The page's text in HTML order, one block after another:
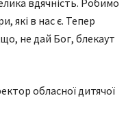
вдячність. Робимо
які в нас є. Тепер
не дай Бог, блекаут
обласної дитячої